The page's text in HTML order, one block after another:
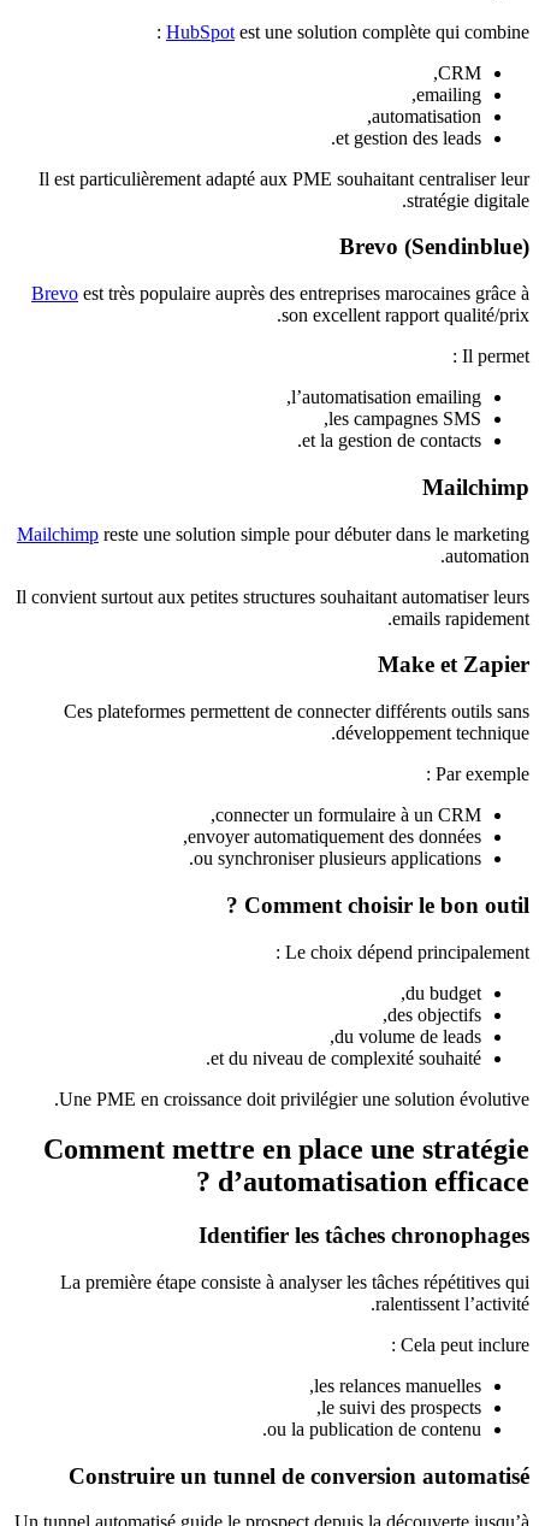
HubSpot est une solution complète qui combine :
CRM,
emailing,
automatisation,
et gestion des leads.
Il est particulièrement adapté aux PME souhaitant centraliser leur
stratégie digitale.
Brevo (Sendinblue)
Brevo est très populaire auprès des entreprises marocaines grâce à
son excellent rapport qualité/prix.
Il permet :
l’automatisation emailing,
les campagnes SMS,
et la gestion de contacts.
Mailchimp
Mailchimp reste une solution simple pour débuter dans le marketing
automation.
Il convient surtout aux petites structures souhaitant automatiser leurs
emails rapidement.
Make et Zapier
Ces plateformes permettent de connecter différents outils sans
développement technique.
Par exemple :
connecter un formulaire à un CRM,
envoyer automatiquement des données,
ou synchroniser plusieurs applications.
Comment choisir le bon outil ?
Le choix dépend principalement :
du budget,
des objectifs,
du volume de leads,
et du niveau de complexité souhaité.
Une PME en croissance doit privilégier une solution évolutive.
Comment mettre en place une stratégie
d’automatisation efficace ?
Identifier les tâches chronophages
La première étape consiste à analyser les tâches répétitives qui
ralentissent l’activité.
Cela peut inclure :
les relances manuelles,
le suivi des prospects,
ou la publication de contenu.
Construire un tunnel de conversion automatisé